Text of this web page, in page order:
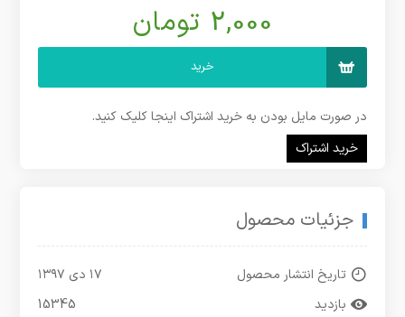
2,000 تومان
خرید
در صورت مایل بودن به خرید اشتراک اینجا کلیک کنید.
خرید اشتراک
جزئیات محصول
تاریخ انتشار محصول
۱۷ دی ۱۳۹۷
بازدید
15345